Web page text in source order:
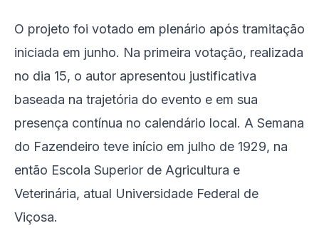
O projeto foi votado em plenário após tramitação
iniciada em junho. Na primeira votação, realizada
no dia 15, o autor apresentou justificativa
baseada na trajetória do evento e em sua
presença contínua no calendário local. A Semana
do Fazendeiro teve início em julho de 1929, na
então Escola Superior de Agricultura e
Veterinária, atual Universidade Federal de
Viçosa.